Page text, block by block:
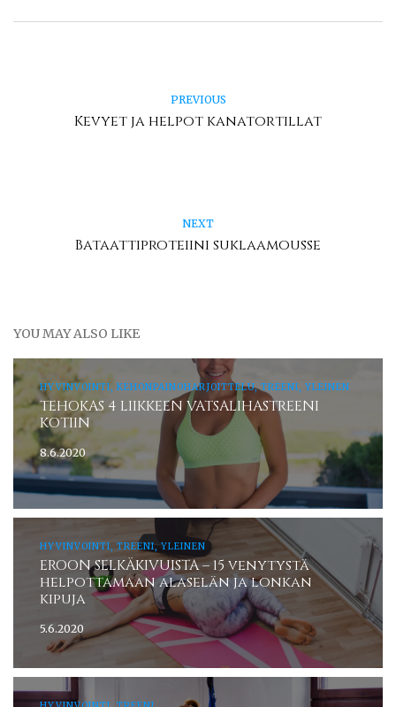
PREVIOUS
Kevyet ja helpot kanatortillat
NEXT
Bataattiproteiini suklaamousse
YOU MAY ALSO LIKE
HYVINVOINTI, KEHONPAINOHARJOITTELU, TREENI, YLEINEN
TEHOKAS 4 LIIKKEEN VATSALIHASTREENI
KOTIIN
8.6.2020
HYVINVOINTI, TREENI, YLEINEN
EROON SELKÄKIVUISTA – 15 venytystä
helpottamaan alaselän ja lonkan
kipuja
5.6.2020